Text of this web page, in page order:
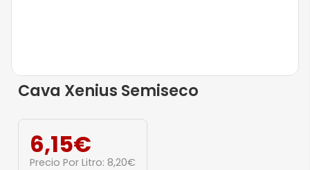
Cava Xenius Semiseco
6,15€
Precio Por Litro: 8,20€